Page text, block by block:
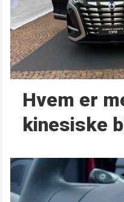
Hvem er
kinesiske